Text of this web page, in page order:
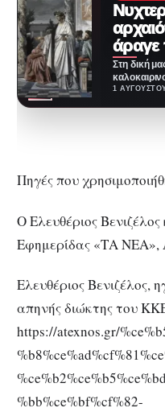
άραγε
Στη δική
λίγο-πολύ
1
Πηγές που
Ο Ελευθέριος
Εφημερίδας «ΤΑ ΝΕΑ»,
Ελευθέριος Βενιζέλος,
απηνής διώκτης του
https://atexnos.gr/
%bb%ce%bf%cf%82-